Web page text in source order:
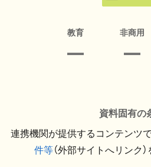
教育 非商用
資料固有の
連携機関が提供するコンテンツで
件等（外部サイトへリンク